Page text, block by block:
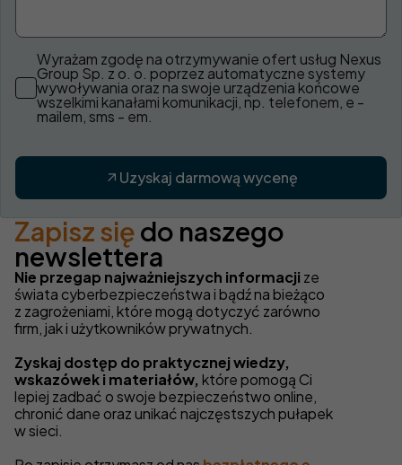
Wyrażam zgodę na otrzymywanie ofert usług Nexus
Group Sp. z o. o. poprzez automatyczne systemy
wywoływania oraz na swoje urządzenia końcowe
wszelkimi kanałami komunikacji, np. telefonem, e -
mailem, sms - em.
Uzyskaj darmową wycenę
Zapisz siędo naszego
newslettera
Nie przegap najważniejszych informacji ze
świata cyberbezpieczeństwa i bądź na bieżąco
z zagrożeniami, które mogą dotyczyć zarówno
firm, jak i użytkowników prywatnych.
Zyskaj dostęp do praktycznej wiedzy,
wskazówek i materiałów, które pomogą Ci
lepiej zadbać o swoje bezpieczeństwo online,
chronić dane oraz unikać najczęstszych pułapek
w sieci.